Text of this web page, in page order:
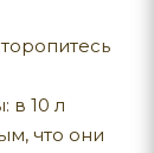
в 10 л
что они